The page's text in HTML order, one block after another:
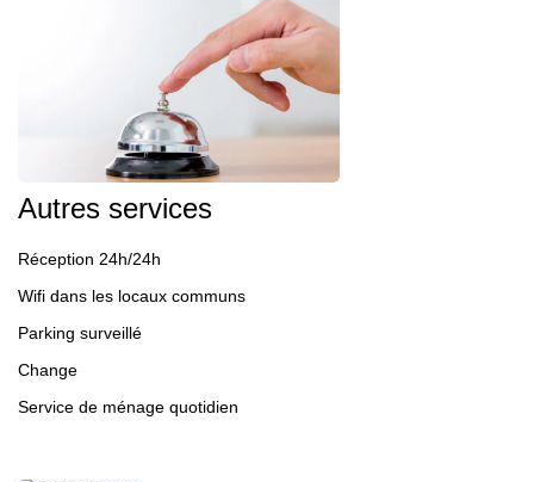
Autres services
Réception 24h/24h
Wifi dans les locaux communs
Parking surveillé
Change
Service de ménage quotidien